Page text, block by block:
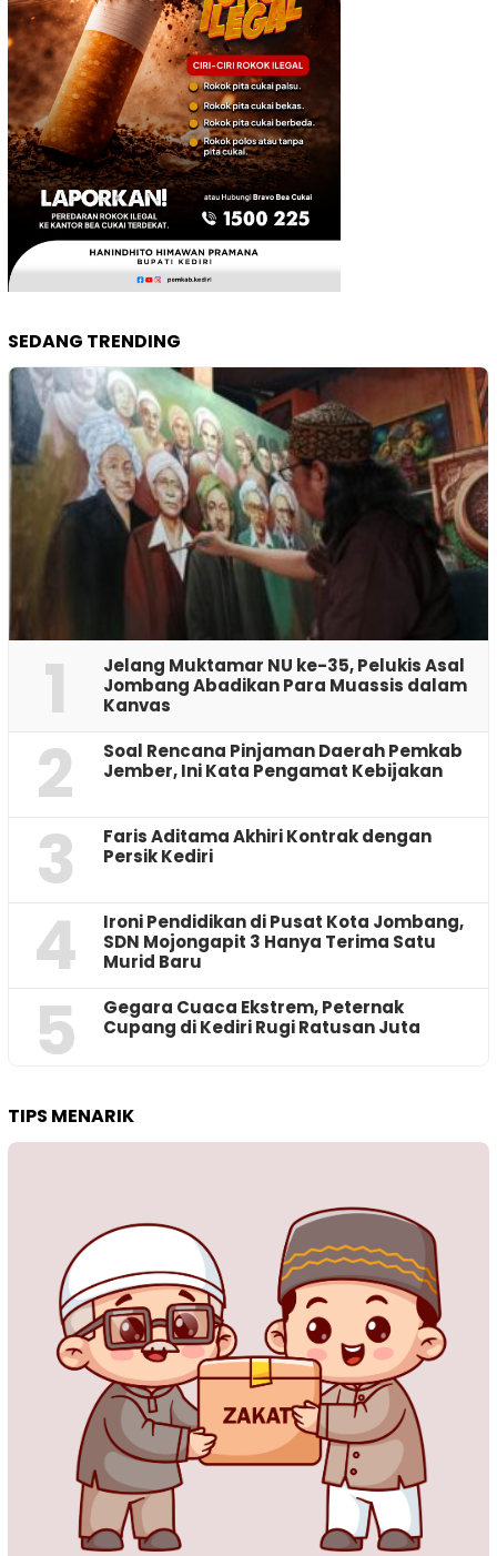
SEDANG TRENDING
1
Jelang Muktamar NU ke-35, Pelukis Asal
Jombang Abadikan Para Muassis dalam
Kanvas
2
‎Soal Rencana Pinjaman Daerah Pemkab
Jember, Ini Kata Pengamat Kebijakan ‎
3
Faris Aditama Akhiri Kontrak dengan
Persik Kediri
4
Ironi Pendidikan di Pusat Kota Jombang,
SDN Mojongapit 3 Hanya Terima Satu
Murid Baru
5
‎Gegara Cuaca Ekstrem, Peternak
Cupang di Kediri Rugi Ratusan Juta
TIPS MENARIK